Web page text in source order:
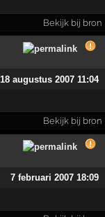
Bekijk bij bron
18 augustus 2007 11:04
Bekijk bij bron
7 februari 2007 18:09